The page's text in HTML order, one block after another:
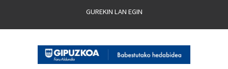
GUREKIN LAN EGIN